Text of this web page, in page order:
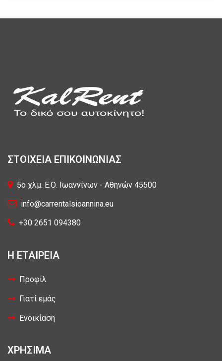
ΣΤΟΙΧΕΙΑ ΕΠΙΚΟΙΝΩΝΙΑΣ
5o χλμ. Ε.Ο. Ιωαννίνων - Αθηνών 45500
info@carrentalsioannina.eu
+30 2651 094380
Η ΕΤΑΙΡΕΙΑ
Προφίλ
Γιατί εμάς
Ενοικίαση
ΧΡΗΣΙΜΑ